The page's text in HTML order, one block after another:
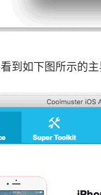
到如下图所示的